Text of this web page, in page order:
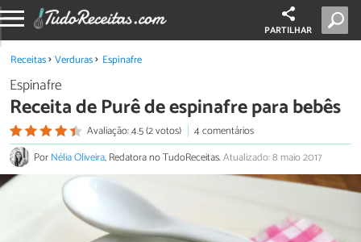
PARTILHAR
Receitas Verduras Espinafre
Espinafre
Receita de Purê de espinafre para bebês
Avaliação: 4.5 (2 votos)
4 comentários
PorNélia Oliveira, Redatora no TudoReceitas.Atualizado: 8 maio 2017